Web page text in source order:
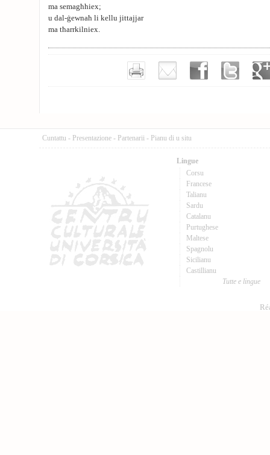
ma semagħhiex;
u dal-ġewnaħ li kellu jittajjar
ma tħarrkilniex.
Cuntattu - Presentazione - Partenarii - Pianu di u situ
Lingue
Corsu
Francese
Talianu
Sardu
Catalanu
Purtughese
Maltese
Spagnolu
Sicilianu
Castillianu
Tutte e lingue